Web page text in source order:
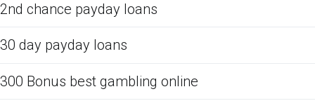
2nd chance payday loans
30 day payday loans
300 Bonus best gambling online